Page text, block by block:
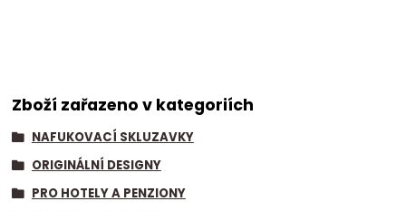
Zboží zařazeno v kategoriích
NAFUKOVACÍ SKLUZAVKY
ORIGINÁLNÍ DESIGNY
PRO HOTELY A PENZIONY